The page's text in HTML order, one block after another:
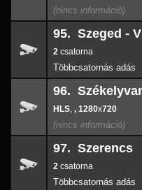
95.
95. Szeged -
2
96.
96.
, , 1280x720
97.
97. Szerencs
2